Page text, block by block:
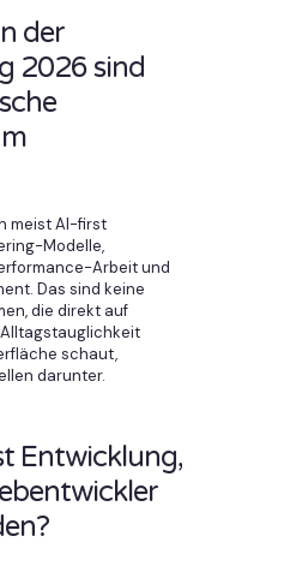
der
2026 sind
meist AI-first
Modelle,
Arbeit und
Das sind keine
die direkt auf
schaut,
darunter.
Entwicklung,